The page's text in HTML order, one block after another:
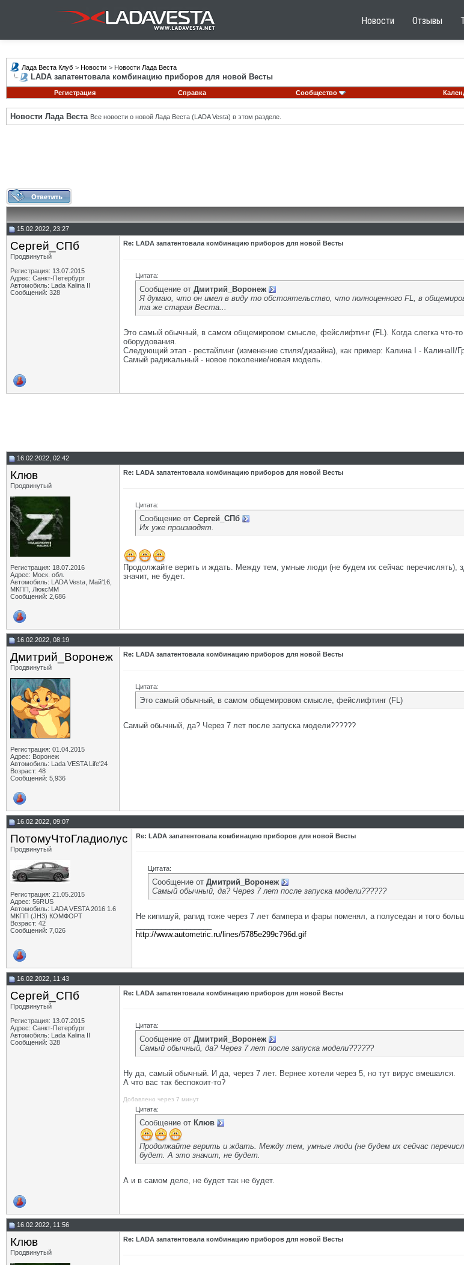
Новости Отзывы
Лада Веста Клуб > Новости > Новости Лада Веста
LADA запатентовала комбинацию приборов для новой Весты
Регистрация
Справка Сообщество
Новости Лада Веста Все новости о новой Лада Веста (LADA Vesta) в этом разделе.
15.02.2022, 23:27
Сергей_СПб
Продвинутый
Регистрация: 13.07.2015
Адрес: Санкт-Петербург
Автомобиль: Lada Kalina II
Сообщений: 328
Re: LADA запатентовала комбинацию приборов для новой Весты
Цитата:
Сообщение от Дмитрий_Воронеж
Я думаю, что он имел в виду то обстоятельство, что полноценного FL, в
та же старая Веста...
Это самый обычный, в самом общемировом смысле, фейслифтинг (FL). Когда слегка что-
оборудования.
Следующий этап - рестайлинг (изменение стиля/дизайна), как пример: Калина I - КалинаII/
Самый радикальный - новое поколение/новая модель.
16.02.2022, 02:42
Клюв
Продвинутый
Регистрация: 18.07.2016
Адрес: Моск. обл.
Автомобиль: LADA Vesta, Май'16,
МКПП, ЛюксММ
Сообщений: 2,686
Re: LADA запатентовала комбинацию приборов для новой Весты
Цитата:
Сообщение от Сергей_СПб
Их уже производят.
Продолжайте верить и ждать. Между тем, умные люди (не будем их сейчас перечислять),
значит, не будет.
16.02.2022, 08:19
Дмитрий_Воронеж
Продвинутый
Регистрация: 01.04.2015
Адрес: Воронеж
Автомобиль: Lada VESTA Life'24
Возраст: 48
Сообщений: 5,936
Re: LADA запатентовала комбинацию приборов для новой Весты
Цитата:
Это самый обычный, в самом общемировом смысле, фейслифтинг (FL)
Самый обычный, да? Через 7 лет после запуска модели??????
16.02.2022, 09:07
ПотомуЧтоГладиолус
Продвинутый
Регистрация: 21.05.2015
Адрес: 56RUS
Автомобиль: LADA VESTA 2016 1.6
МКПП (JH3) КОМФОРТ
Возраст: 42
Сообщений: 7,026
Re: LADA запатентовала комбинацию приборов для новой Весты
Цитата:
Сообщение от Дмитрий_Воронеж
Самый обычный, да? Через 7 лет после запуска модели??????
Не кипишуй, рапид тоже через 7 лет бампера и фары поменял, а полуседан и того
http://www.autometric.ru/lines/5785e299c796d.gif
16.02.2022, 11:43
Сергей_СПб
Продвинутый
Регистрация: 13.07.2015
Адрес: Санкт-Петербург
Автомобиль: Lada Kalina II
Сообщений: 328
Re: LADA запатентовала комбинацию приборов для новой Весты
Цитата:
Сообщение от Дмитрий_Воронеж
Самый обычный, да? Через 7 лет после запуска модели??????
Ну да, самый обычный. И да, через 7 лет. Вернее хотели через 5, но тут вирус вмешался.
А что вас так беспокоит-то?
Добавлено через 7 минут
Цитата:
Сообщение от Клюв
Продолжайте верить и ждать. Между тем, умные люди (не будем их сейчас
будет. А это значит, не будет.
А и в самом деле, не будет так не будет.
16.02.2022, 11:56
Клюв
Продвинутый
Re: LADA запатентовала комбинацию приборов для новой Весты